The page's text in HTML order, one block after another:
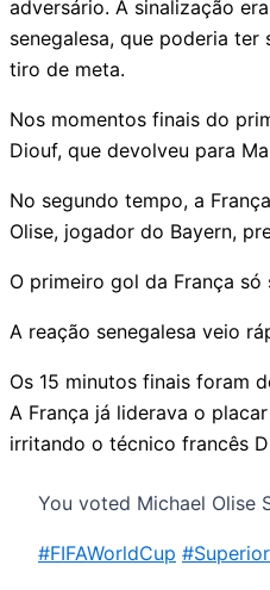
adversário. A sinalização
senegalesa, que poderia
tiro de meta.
Nos momentos finais do
Diouf, que devolveu para
No segundo tempo, a
Olise, jogador do Bayern,
O primeiro gol da França
A reação senegalesa veio
Os 15 minutos finais foram
A França já liderava o
irritando o técnico francês
You voted Michael Olise
#FIFAWorldCup